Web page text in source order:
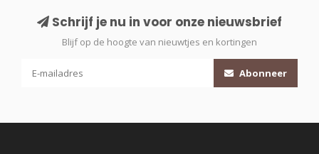
Schrijf je nu in voor onze nieuwsbrief
Blijf op de hoogte van nieuwtjes en kortingen
Abonneer